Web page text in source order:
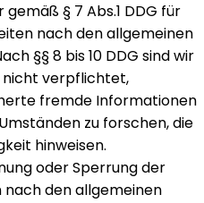
§ 7 Abs.1 DDG für
nach den allgemeinen
§§ 8 bis 10 DDG sind wir
nicht verpflichtet,
fremde Informationen
zu forschen, die
hinweisen.
oder Sperrung der
den allgemeinen